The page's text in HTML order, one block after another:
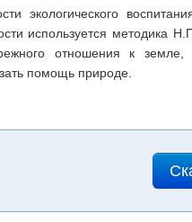
экологического
используется методика
отношения к
помощь природе.